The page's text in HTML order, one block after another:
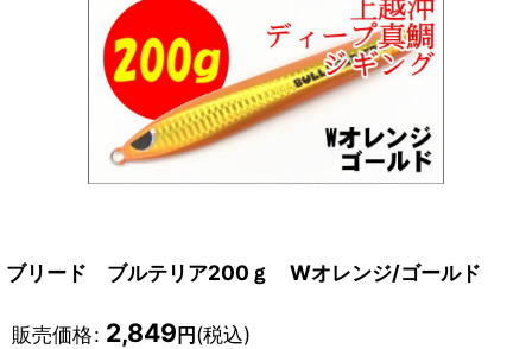
ブリード ブルテリア200ｇ Wオレンジ/ゴールド
販売価格: 2,849円(税込)